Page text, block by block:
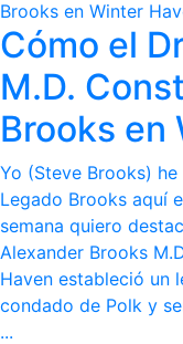
Cómo el
M.D.
Brooks en
Yo (Steve Brooks)
Legado Brooks aquí
semana quiero
Alexander Brooks
Haven estableció un
condado de Polk y
...